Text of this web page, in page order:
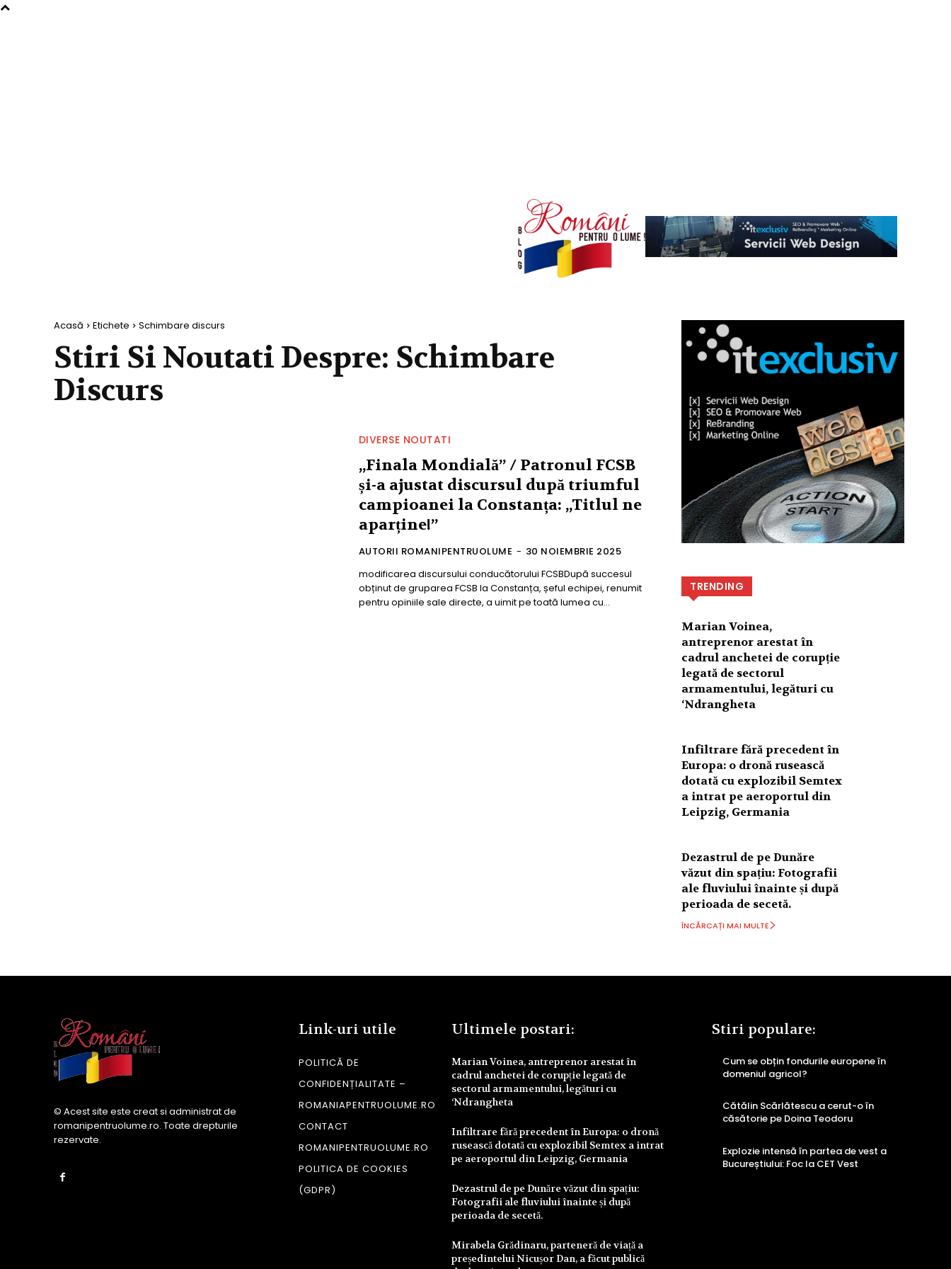
Acasă Etichete Schimbare discurs
Stiri Si Noutati Despre: Schimbare
Discurs
DIVERSE NOUTATI
„Finala Mondială” / Patronul FCSB
și-a ajustat discursul după triumful
campioanei la Constanța: „Titlul ne
aparține!”
AUTORII ROMANIPENTRUOLUME - 30 NOIEMBRIE 2025
modificarea discursului conducătorului FCSBDupă succesul
obținut de gruparea FCSB la Constanța, șeful echipei, renumit
pentru opiniile sale directe, a uimit pe toată lumea cu...
TRENDING
Marian Voinea,
antreprenor arestat în
cadrul anchetei de corupție
legată de sectorul
armamentului, legături cu
‘Ndrangheta
Infiltrare fără precedent în
Europa: o dronă rusească
dotată cu explozibil Semtex
a intrat pe aeroportul din
Leipzig, Germania
Dezastrul de pe Dunăre
văzut din spațiu: Fotografii
ale fluviului înainte și după
perioada de secetă.
ÎNCĂRCAȚI MAI MULTE
© Acest site este creat si administrat de
romanipentruolume.ro. Toate drepturile
rezervate.
Link-uri utile
POLITICĂ DE
CONFIDENȚIALITATE –
ROMANIAPENTRUOLUME.RO
CONTACT
ROMANIPENTRUOLUME.RO
POLITICA DE COOKIES
(GDPR)
Ultimele postari:
Marian Voinea, antreprenor arestat în
cadrul anchetei de corupție legată de
sectorul armamentului, legături cu
‘Ndrangheta
Infiltrare fără precedent în Europa: o dronă
rusească dotată cu explozibil Semtex a intrat
pe aeroportul din Leipzig, Germania
Dezastrul de pe Dunăre văzut din spațiu:
Fotografii ale fluviului înainte și după
perioada de secetă.
Mirabela Grădinaru, parteneră de viață a
președintelui Nicușor Dan, a făcut publică
Stiri populare:
Cum se obțin fondurile europene în
domeniul agricol?
Cătălin Scărlătescu a cerut-o în
căsătorie pe Doina Teodoru
Explozie intensă în partea de vest a
Bucureștiului: Foc la CET Vest